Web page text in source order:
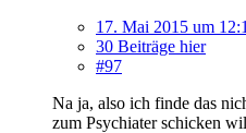
17. Mai 2015 um
30 Beiträge hier
#97
Na ja, also ich finde das
zum Psychiater schicken